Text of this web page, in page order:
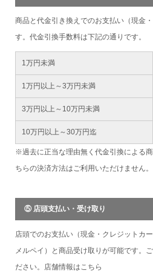
商品と代金引き換えでのお支払い（現金
す。代金引換手数料は下記の通りです。
1万円未満
1万円以上～3万円未満
3万円以上～10万円未満
10万円以上～30万円迄
※過去に正当な理由無く代金引換による
ちらの決済方法はご利用いただけません。
⑤ 店頭支払い・受け取り
店頭でのお支払い（現金・クレジットカ
メルペイ）と商品受け取りが可能です。
ださい。店舗情報は こちら